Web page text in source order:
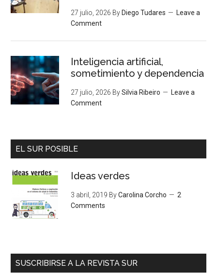
27 julio, 2026 By Diego Tudares
Leave a
Comment
Inteligencia artificial,
sometimiento y dependencia
27 julio, 2026 BySilvia Ribeiro
Leave a
Comment
EL SUR POSIBLE
Ideas verdes
3 abril, 2019 ByCarolina Corcho
2
Comments
SUSCRIBIRSE A LA REVISTA SUR